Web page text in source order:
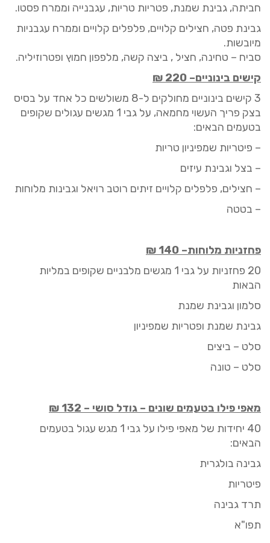
חביתה, גבינת שמנת, פטריות טריות, עגבנייה וממרח פסטו.
גבינת פטה, חצילים קלויים, פלפלים קלויים וממרח עגבניות
מיובשות.
סביח – טחינה, חציל , ביצה קשה, מלפפון חמוץ ופטרוזיליה.
קישים בינוניים–
220
₪
3 קישים בינוניים מחולקים ל-8 משולשים כל אחד
על בסיס
בצק פריך העשוי מחמאה, על גבי 1 מגשים עגולים שקופים
בטעמים הבאים:
– פיטריות שמפיניון טריות
– בצל וגבינת עיזים
– חצילים, פלפלים קלויים זיתים רוטב רויאל וגבינות מלוחות
– בטטה
פחזניות מלוחות–
140
₪
20 פחזניות על גבי 1 מגשים מלבניים שקופים במליות
הבאות
סלמון וגבינת שמנת
גבינת שמנת ופטריות שמפיניון
סלט – ביצים
סלט – טונה
מאפי פילו בטעמים שונים – גודל סושי –
132
₪
40 יחידות של מאפי פילו על גבי 1 מגש עגול בטעמים
הבאים:
גבינה בולגרית
פיטריות
תרד גבינה
תפו"א